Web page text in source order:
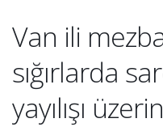
Van ili
sığırlarda
yayılışı